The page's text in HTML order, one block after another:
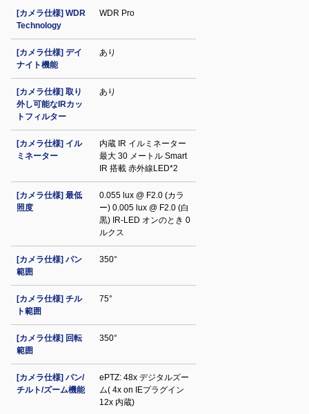
[カメラ仕様] WDR
Technology
WDR Pro
[カメラ仕様] デイ
ナイト機能
あり
[カメラ仕様] 取り
外し可能なIRカッ
トフィルター
あり
[カメラ仕様] イル
ミネーター
内蔵 IR イルミネーター
最大 30 メートル Smart
IR 搭載 赤外線LED*2
[カメラ仕様] 最低
照度
0.055 lux @ F2.0 (カラ
ー) 0.005 lux @ F2.0 (白
黒) IR‐LED オンのとき 0
ルクス
[カメラ仕様] パン
範囲
350°
[カメラ仕様] チル
ト範囲
75°
[カメラ仕様] 回転
範囲
350°
[カメラ仕様] パン/
チルト/ズーム機能
ePTZ: 48x デジタルズー
ム( 4x on IEプラグイン
12x 内蔵)